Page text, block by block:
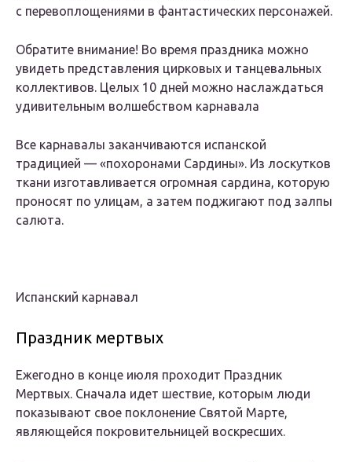
с перевоплощениями в фантастических персонажей.
Обратите внимание! Во время праздника можно
увидеть представления цирковых и танцевальных
коллективов. Целых 10 дней можно наслаждаться
удивительным волшебством карнавала
Все карнавалы заканчиваются испанской
традицией — «похоронами Сардины». Из лоскутков
ткани изготавливается огромная сардина, которую
проносят по улицам, а затем поджигают под залпы
салюта.
Испанский карнавал
Праздник мертвых
Ежегодно в конце июля проходит Праздник
Мертвых. Сначала идет шествие, которым люди
показывают свое поклонение Святой Марте,
являющейся покровительницей воскресших.